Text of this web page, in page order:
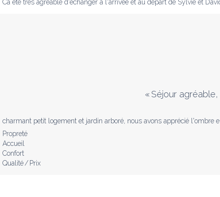
Ca été très agréable d'échanger à l'arrivée et au départ de Sylvie et
« Séjour
charmant petit logement et jardin arboré, nous avons apprécié l'ombre
Propreté
Accueil
Confort
Qualité / Prix